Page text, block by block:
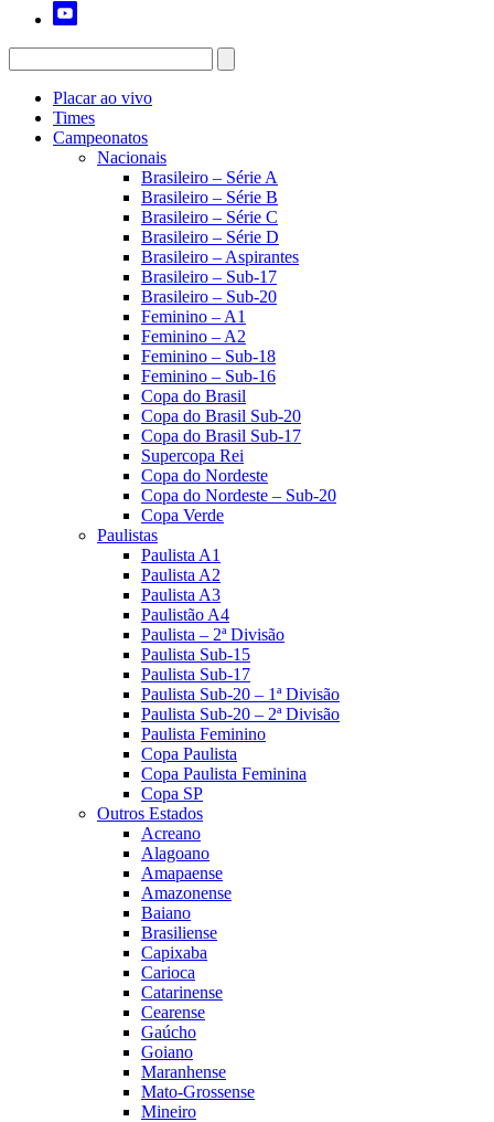
Placar ao vivo
Times
Campeonatos
Nacionais
Brasileiro – Série A
Brasileiro – Série B
Brasileiro – Série C
Brasileiro – Série D
Brasileiro – Aspirantes
Brasileiro – Sub-17
Brasileiro – Sub-20
Feminino – A1
Feminino – A2
Feminino – Sub-18
Feminino – Sub-16
Copa do Brasil
Copa do Brasil Sub-20
Copa do Brasil Sub-17
Supercopa Rei
Copa do Nordeste
Copa do Nordeste – Sub-20
Copa Verde
Paulistas
Paulista A1
Paulista A2
Paulista A3
Paulistão A4
Paulista – 2ª Divisão
Paulista Sub-15
Paulista Sub-17
Paulista Sub-20 – 1ª Divisão
Paulista Sub-20 – 2ª Divisão
Paulista Feminino
Copa Paulista
Copa Paulista Feminina
Copa SP
Outros Estados
Acreano
Alagoano
Amapaense
Amazonense
Baiano
Brasiliense
Capixaba
Carioca
Catarinense
Cearense
Gaúcho
Goiano
Maranhense
Mato-Grossense
Mineiro